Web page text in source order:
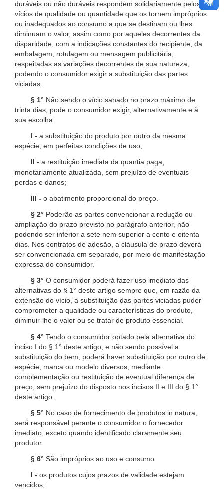
duráveis ou não duráveis respondem solidariamente pelos
vícios de qualidade ou quantidade que os tornem impróprios
ou inadequados ao consumo a que se destinam ou lhes
diminuam o valor, assim como por aqueles decorrentes da
disparidade, com a indicações constantes do recipiente, da
embalagem, rotulagem ou mensagem publicitária,
respeitadas as variações decorrentes de sua natureza,
podendo o consumidor exigir a substituição das partes
viciadas.
§ 1° Não sendo o vício sanado no prazo máximo de
trinta dias, pode o consumidor exigir, alternativamente e à
sua escolha:
I - a substituição do produto por outro da mesma
espécie, em perfeitas condições de uso;
II - a restituição imediata da quantia paga,
monetariamente atualizada, sem prejuízo de eventuais
perdas e danos;
III - o abatimento proporcional do preço.
§ 2° Poderão as partes convencionar a redução ou
ampliação do prazo previsto no parágrafo anterior, não
podendo ser inferior a sete nem superior a cento e oitenta
dias. Nos contratos de adesão, a cláusula de prazo deverá
ser convencionada em separado, por meio de manifestação
expressa do consumidor.
§ 3° O consumidor poderá fazer uso imediato das
alternativas do § 1° deste artigo sempre que, em razão da
extensão do vício, a substituição das partes viciadas puder
comprometer a qualidade ou características do produto,
diminuir-lhe o valor ou se tratar de produto essencial.
§ 4° Tendo o consumidor optado pela alternativa do
inciso I do § 1° deste artigo, e não sendo possível a
substituição do bem, poderá haver substituição por outro de
espécie, marca ou modelo diversos, mediante
complementação ou restituição de eventual diferença de
preço, sem prejuízo do disposto nos incisos II e III do § 1°
deste artigo.
§ 5° No caso de fornecimento de produtos in natura,
será responsável perante o consumidor o fornecedor
imediato, exceto quando identificado claramente seu
produtor.
§ 6° São impróprios ao uso e consumo:
I - os produtos cujos prazos de validade estejam
vencidos;